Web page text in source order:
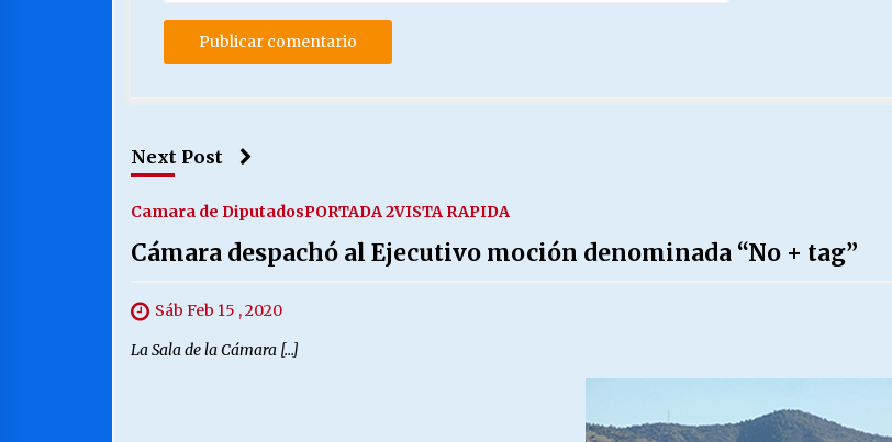
Next Post
Camara de DiputadosPORTADA 2VISTA RAPIDA
Cámara despachó al Ejecutivo moción denominada “No + tag”
Sáb Feb 15 , 2020
La Sala de la Cámara […]